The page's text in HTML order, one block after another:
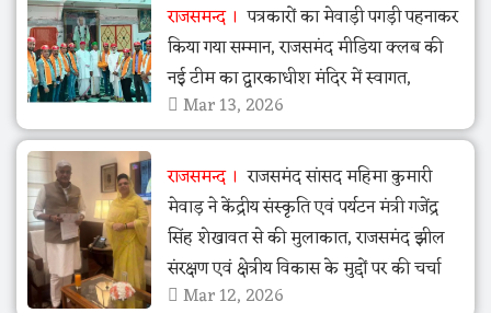
राजसमन्द
पत्रकारों का मेवाड़ी पगड़ी पहनाकर
किया गया सम्मान, राजसमंद मीडिया क्लब की
नई टीम का द्वारकाधीश मंदिर में स्वागत,
Mar 13, 2026
राजसमन्द
राजसमंद सांसद महिमा कुमारी
मेवाड़ ने केंद्रीय संस्कृति एवं पर्यटन मंत्री गजेंद्र
सिंह शेखावत से की मुलाकात, राजसमंद झील
संरक्षण एवं क्षेत्रीय विकास के मुद्दों पर की चर्चा
Mar 12, 2026